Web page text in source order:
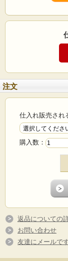
リ ストラッ
ネコ・ミミ タイプの
完成した作品に取り
付属しております。
※こちらの商品は、
仕上がりサイズ↓
ネコ：約9cmΦ
※写真3枚目の完成し
同封されておりません
毛糸類も同封されて
い。
注文
仕入れ販売され
購入数：
返品についての
お問い合わせ
友達にメールで